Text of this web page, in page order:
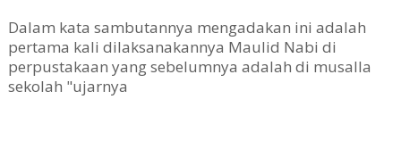
Dalam kata sambutannya mengadakan ini adalah
pertama kali dilaksanakannya Maulid Nabi di
perpustakaan yang sebelumnya adalah di musalla
sekolah "ujarnya